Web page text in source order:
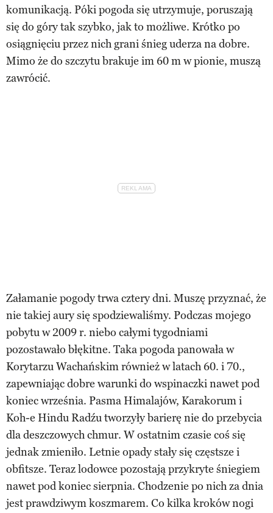
komunikacją. Póki pogoda się utrzymuje, poruszają
się do góry tak szybko, jak to możliwe. Krótko po
osiągnięciu przez nich grani śnieg uderza na dobre.
Mimo że do szczytu brakuje im 60 m w pionie, muszą
zawrócić.
Załamanie pogody trwa cztery dni. Muszę przyznać, że
nie takiej aury się spodziewaliśmy. Podczas mojego
pobytu w 2009 r. niebo całymi tygodniami
pozostawało błękitne. Taka pogoda panowała w
Korytarzu Wachańskim również w latach 60. i 70.,
zapewniając dobre warunki do wspinaczki nawet pod
koniec września. Pasma Himalajów, Karakorum i
Koh-e Hindu Radźu tworzyły barierę nie do przebycia
dla deszczowych chmur. W ostatnim czasie coś się
jednak zmieniło. Letnie opady stały się częstsze i
obfitsze. Teraz lodowce pozostają przykryte śniegiem
nawet pod koniec sierpnia. Chodzenie po nich za dnia
jest prawdziwym koszmarem. Co kilka kroków nogi